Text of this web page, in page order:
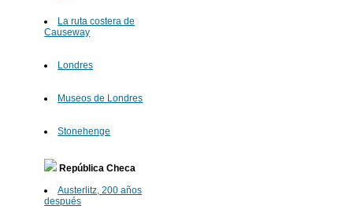
La ruta costera de
Causeway
Londres
Museos de Londres
Stonehenge
República Checa
Austerlitz, 200 años
después